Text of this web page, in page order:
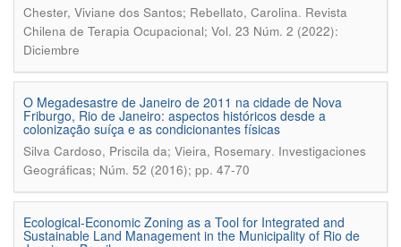
Chester, Viviane dos Santos; Rebellato, Carolina. Revista
Chilena de Terapia Ocupacional; Vol. 23 Núm. 2 (2022):
Diciembre
O Megadesastre de Janeiro de 2011 na cidade de Nova
Friburgo, Rio de Janeiro: aspectos históricos desde a
colonização suíça e as condicionantes físicas
Silva Cardoso, Priscila da; Vieira, Rosemary. Investigaciones
Geográficas; Núm. 52 (2016); pp. 47-70
Ecological-Economic Zoning as a Tool for Integrated and
Sustainable Land Management in the Municipality of Rio de